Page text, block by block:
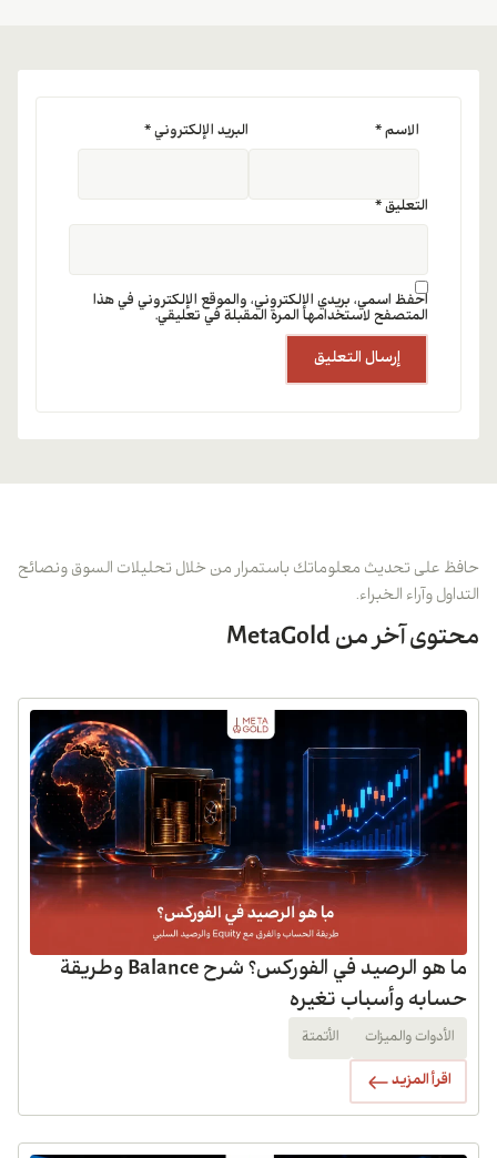
التعليق*
الاسم* البريد الإلكتروني*
احفظ اسمي، بريدي الإلكتروني، والموقع الإلكتروني في هذا
المتصفح لاستخدامها المرة المقبلة في تعليقي.
حافظ على تحديث معلوماتك باستمرار من خلال تحليلات السوق ونصائح
التداول وآراء الخبراء.
محتوى آخر من MetaGold
ما هو الرصيد في الفوركس؟ شرح Balance وطريقة
حسابه وأسباب تغيره
الأدوات والميزات الأتمتة
اقرأ المزيد